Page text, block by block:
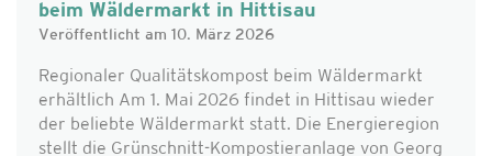
beim Wäldermarkt in Hittisau
Veröffentlicht am 10. März 2026
Regionaler Qualitätskompost beim Wäldermarkt
erhältlich Am 1. Mai 2026 findet in Hittisau wieder
der beliebte Wäldermarkt statt. Die Energieregion
stellt die Grünschnitt-Kompostieranlage von Georg